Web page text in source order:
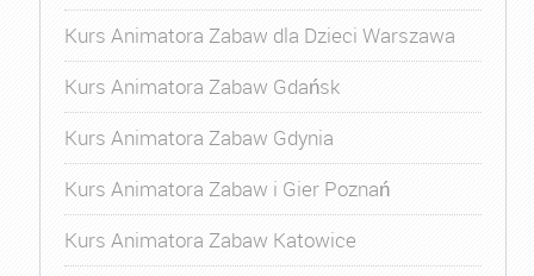
Kurs Animatora Zabaw dla Dzieci Warszawa
Kurs Animatora Zabaw Gdańsk
Kurs Animatora Zabaw Gdynia
Kurs Animatora Zabaw i Gier Poznań
Kurs Animatora Zabaw Katowice